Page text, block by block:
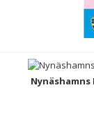
TRUPPENNynäshamns